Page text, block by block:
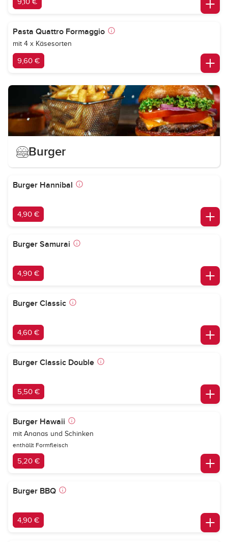
Pasta Quattro Formaggio
mit 4 x Käsesorten
9,60 €
Burger
Burger Hannibal
4,90 €
Burger Samurai
4,90 €
Burger Classic
4,60 €
Burger Classic Double
5,50 €
Burger Hawaii
mit Ananas und Schinken
enthällt Formfleisch
5,20 €
Burger BBQ
4,90 €